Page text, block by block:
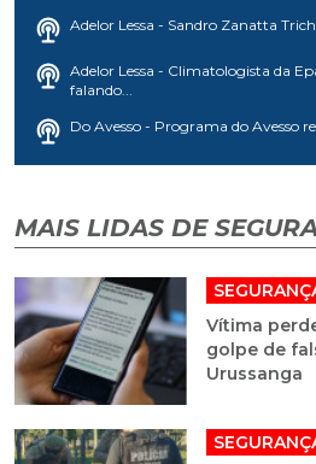
Adelor Lessa - Sandro Zanatta
Adelor Lessa - Climatologista da
falando...
Do Avesso - Programa do Avesso
MAIS LIDAS DE
Vítima
golpe de
Urussanga